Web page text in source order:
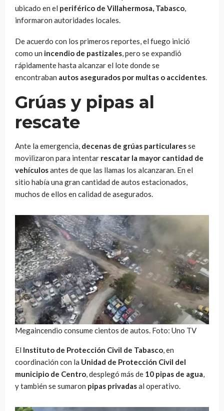
ubicado en el periférico de Villahermosa, Tabasco
informaron autoridades locales.
De acuerdo con los primeros reportes, el fuego inició
como un incendio de pastizales , pero se expandió
rápidamente hasta alcanzar el lote donde se
encontraban autos asegurados por multas o accidentes
Grúas y pipas al
rescate
Ante la emergencia, decenas de grúas particularesse
movilizaron para intentar rescatar la mayor cantidad de
vehículosantes de que las llamas los alcanzaran. En el
sitio había una gran cantidad de autos estacionados,
muchos de ellos en calidad de asegurados.
Megaincendio consume cientos de autos. Foto: Uno TV
El Instituto de Protección Civil de Tabasco, en
coordinación con la Unidad de Protección Civil del
municipio de Centro, desplegó más de 10 pipas de agua,
y también se sumaron pipas privadasal operativo.